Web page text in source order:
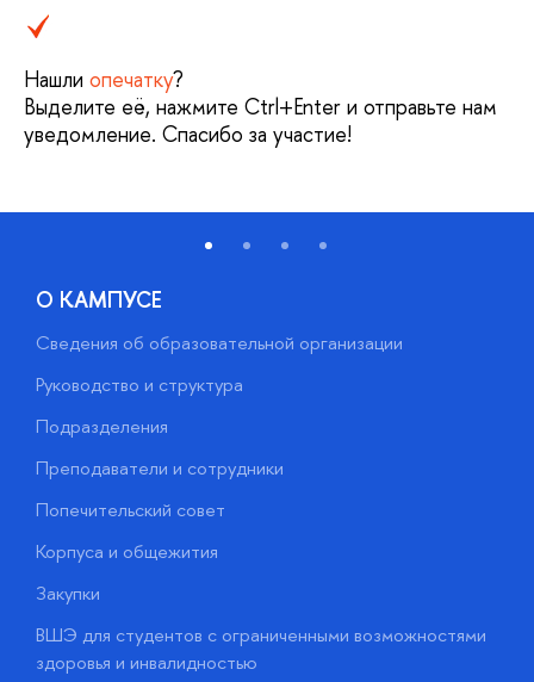
Нашли опечатку?
Выделите её, нажмите Ctrl+Enter и отправьте нам
уведомление. Спасибо за участие!
О КАМПУСЕ
Сведения об образовательной организации
Руководство и структура
Подразделения
Преподаватели и сотрудники
Попечительский совет
Корпуса и общежития
Закупки
ВШЭ для студентов с ограниченными возможностями
здоровья и инвалидностью